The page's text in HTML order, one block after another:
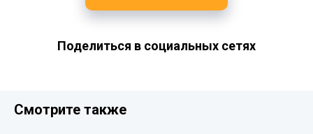
Поделиться в социальных сетях
Смотрите также